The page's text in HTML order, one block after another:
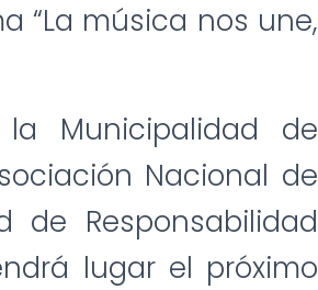
“La música nos une,
Municipalidad de
Nacional de
de Responsabilidad
lugar el próximo